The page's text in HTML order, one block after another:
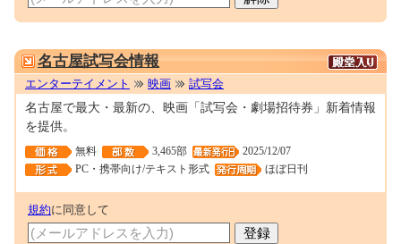
名古屋試写会情報
エンターテイメント 映画 試写会
名古屋で最大・最新の、映画「試写会・劇場招待券」新着情報
を提供。
無料 3,465部
2025/12/07
PC・携帯向け/テキスト形式
ほぼ日刊
規約に同意して